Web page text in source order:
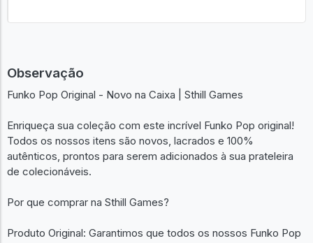
Observação
Funko Pop Original - Novo na Caixa | Sthill Games
Enriqueça sua coleção com este incrível Funko Pop original!
Todos os nossos itens são novos, lacrados e 100%
autênticos, prontos para serem adicionados à sua prateleira
de colecionáveis.
Por que comprar na Sthill Games?
Produto Original: Garantimos que todos os nossos Funko Pop